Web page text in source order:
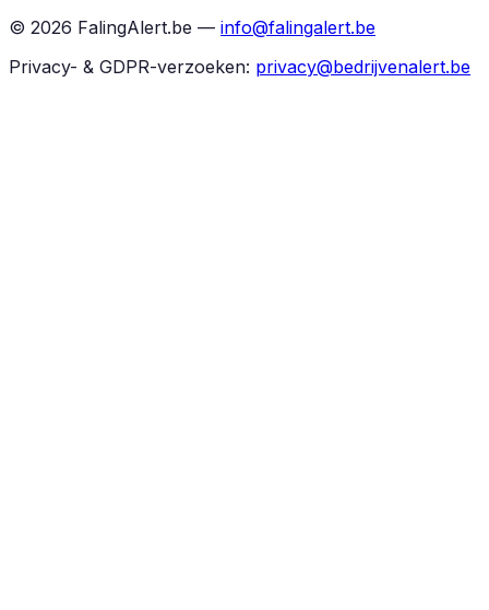
© 2026 FalingAlert.be — info@falingalert.be
Privacy- & GDPR-verzoeken: privacy@bedrijvenalert.be